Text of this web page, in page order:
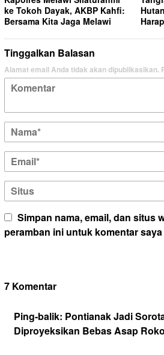
ke Tokoh Dayak, AKBP Kahfi:
Bersama Kita Jaga Melawi
Tinggalkan Balasan
Alamat email Anda tidak akan dipublikasikan.
Simpan nama, email, dan situs
peramban ini untuk komentar
7 Komentar
Ping-balik: Pontianak Jadi
Diproyeksikan Bebas Asap